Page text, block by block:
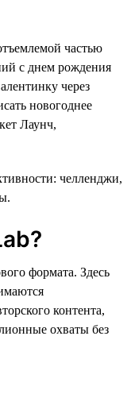
частью
с днем рождения
через
новогоднее
Лаунч,
челленджи,
формата. Здесь
контента,
охваты без